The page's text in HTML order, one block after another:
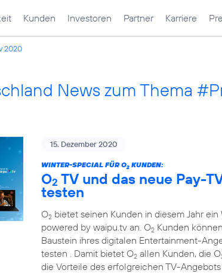
Kunden Investoren Partner Karriere
2020
News zum Thema
15. Dezember 2020
WINTER-SPECIAL FÜR O2 KUNDEN:
O2 TV und das neue Pay-
testen
O2 bietet seinen Kunden in diesem Jahr
powered by waipu.tv an. O2 Kunden
Baustein ihres digitalen Entertainment-
testen . Damit bietet O2 allen Kunden, die O
die Vorteile des erfolgreichen TV-